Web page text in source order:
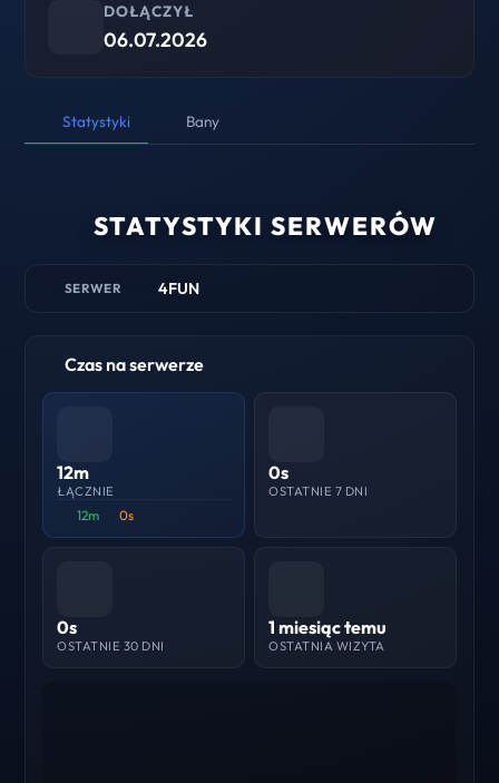
DOŁĄCZYŁ
06.07.2026
Statystyki Bany
STATYSTYKI SERWERÓW
SERWER 4FUN
Czas na serwerze
12m
ŁĄCZNIE
12m 0s
0s
OSTATNIE 7 DNI
0s
OSTATNIE 30 DNI
1 miesiąc temu
OSTATNIA WIZYTA